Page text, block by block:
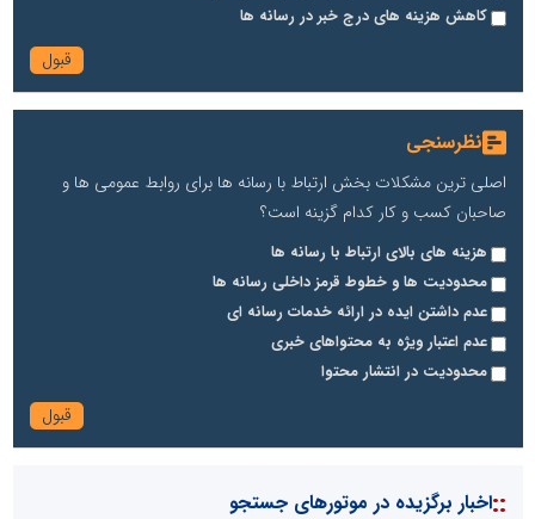
کاهش هزینه های درج خبر در رسانه ها
نظرسنجی
اصلی ترین مشکلات بخش ارتباط با رسانه ها برای روابط عمومی ها و
صاحبان کسب و کار کدام گزینه است؟
هزینه های بالای ارتباط با رسانه ها
محدودیت ها و خطوط قرمز داخلی رسانه ها
عدم داشتن ایده در ارائه خدمات رسانه ای
عدم اعتبار ویژه به محتواهای خبری
محدودیت در انتشار محتوا
::اخبار برگزیده در موتورهای جستجو